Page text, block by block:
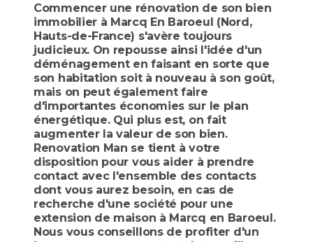
Commencer une rénovation de son bien
immobilier à Marcq En Baroeul (Nord,
Hauts-de-France) s'avère toujours
judicieux. On repousse ainsi l'idée d'un
déménagement en faisant en sorte que
son habitation soit à nouveau à son goût,
mais on peut également faire
d'importantes économies sur le plan
énergétique. Qui plus est, on fait
augmenter la valeur de son bien.
Renovation Man se tient à votre
disposition pour vous aider à prendre
contact avec l'ensemble des contacts
dont vous aurez besoin, en cas de
recherche d'une société pour une
extension de maison à Marcq en Baroeul.
Nous vous conseillons de profiter d'un